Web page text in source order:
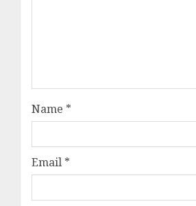
Name *
Email *